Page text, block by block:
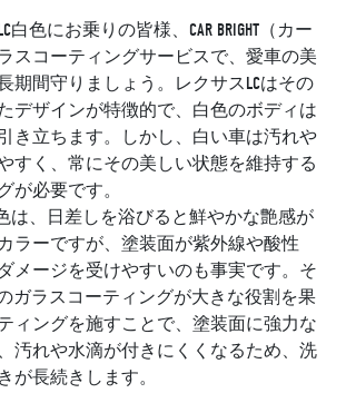
色にお乗りの皆様、CAR BRIGHT（カー
スコーティングサービスで、愛車の美
期間守りましょう。レクサスLCはその
デザインが特徴的で、白色のボディは
き立ちます。しかし、白い車は汚れや
すく、常にその美しい状態を維持する
が必要です。
は、日差しを浴びると鮮やかな艶感が
ラーですが、塗装面が紫外線や酸性
メージを受けやすいのも事実です。そ
のガラスコーティングが大きな役割を果
ィングを施すことで、塗装面に強力な
汚れや水滴が付きにくくなるため、洗
が長続きします。